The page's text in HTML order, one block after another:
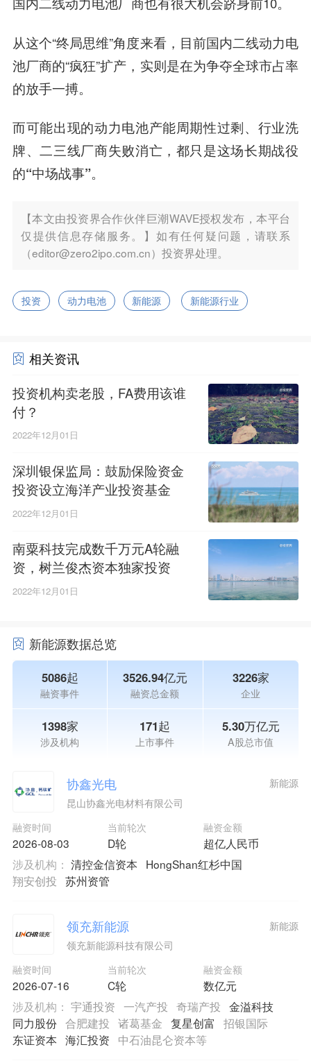
从这个“终局思维”角度来看，目前国内二线动力电
池厂商的“疯狂”扩产，实则是在为争夺全球市占率
的放手一搏。
而可能出现的动力电池产能周期性过剩、行业洗
牌、二三线厂商失败消亡，都只是这场长期战役
的“中场战事”。
【本文由投资界合作伙伴巨潮WAVE授权发布，本平台
仅提供信息存储服务。】如有任何疑问题，请联系
（editor@zero2ipo.com.cn）投资界处理。
投资 动力电池 新能源 新能源行业
相关资讯
投资机构卖老股，FA费用该谁
付？
2022年12月01日
深圳银保监局：鼓励保险资金
投资设立海洋产业投资基金
2022年12月01日
南粟科技完成数千万元A轮融
资，树兰俊杰资本独家投资
2022年12月01日
新能源数据总览
5086起
融资事件
3526.94亿元
融资总金额
3226家
企业
1398家
涉及机构
171起
上市事件
5.30万亿元
A股总市值
协鑫光电
昆山协鑫光电材料有限公司
融资时间
2026-08-03
当前轮次
D轮
融资金额
超亿人民币
新能源
涉及机构： 清控金信资本
HongShan红杉中国
翔安创投 苏州资管
领充新能源
领充新能源科技有限公司
融资时间
2026-07-16
当前轮次
C轮
融资金额
数亿元
新能源
涉及机构： 宇通投资 一汽产投 奇瑞产投 金溢科技
同力股份 合肥建投 诸葛基金 复星创富
招银国际
东证资本 海汇投资 中石油昆仑资本等